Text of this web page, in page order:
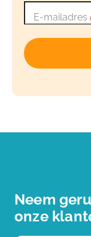
E-mailadres
Neem
onze